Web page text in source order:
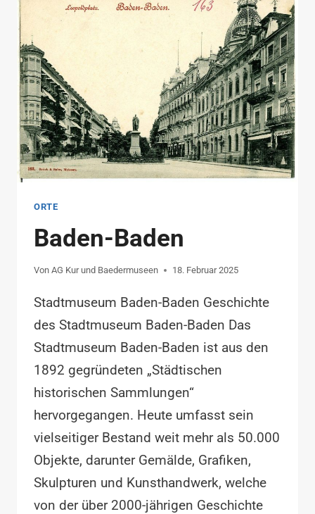
ORTE
Baden-Baden
Von AG Kur und Baedermuseen 18. Februar 2025
Stadtmuseum Baden-Baden Geschichte
des Stadtmuseum Baden-Baden Das
Stadtmuseum Baden-Baden ist aus den
1892 gegründeten „Städtischen
historischen Sammlungen“
hervorgegangen. Heute umfasst sein
vielseitiger Bestand weit mehr als 50.000
Objekte, darunter Gemälde, Grafiken,
Skulpturen und Kunsthandwerk, welche
von der über 2000-jährigen Geschichte